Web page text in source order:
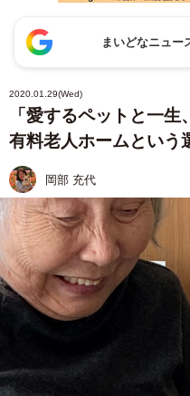
まいどなニュー
2020.01.29(Wed)
「愛するペットと一
有料老人ホームという
岡部 充代